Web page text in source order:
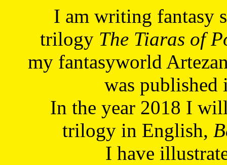
I am writing fantasy
trilogy The Tiaras of
my fantasyworld
was published
In the year 2018 I
trilogy in English,
I have